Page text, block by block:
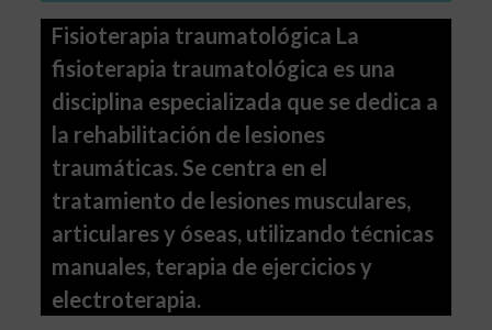
Fisioterapia traumatológica La
fisioterapia traumatológica es una
disciplina especializada que se dedica a
la rehabilitación de lesiones
traumáticas. Se centra en el
tratamiento de lesiones musculares,
articulares y óseas, utilizando técnicas
manuales, terapia de ejercicios y
electroterapia.